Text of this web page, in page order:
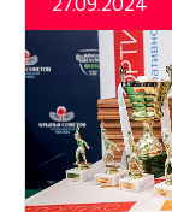
27.09.2024